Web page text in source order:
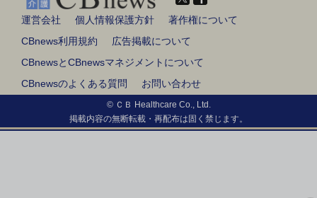
運営会社 個人情報保護方針
著作権について
CBnews利用規約
広告掲載について
CBnewsとCBnewsマネジメントについて
CBnewsのよくある質問
お問い合わせ
© ＣＢ Healthcare Co., Ltd.
掲載内容の無断転載・再配布は固く禁じます。